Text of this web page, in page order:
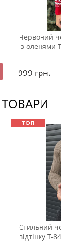
Червоний
із оленями
999 грн.
Стильний
відтінку Т-